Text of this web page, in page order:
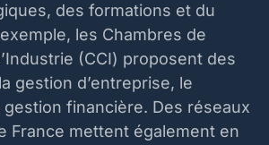
des formations et du
les Chambres de
(CCI) proposent des
gestion d’entreprise, le
gestion financière. Des réseaux
France mettent également en